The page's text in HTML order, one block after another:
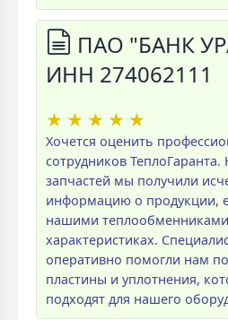
ПАО "БАНК
ИНН 274062111
★ ★ ★ ★ ★
Хочется оценить
сотрудников
запчастей мы получили
информацию о продукции,
нашими теплообменниками
характеристиках.
оперативно помогли нам
пластины и уплотнения,
подходят для нашего